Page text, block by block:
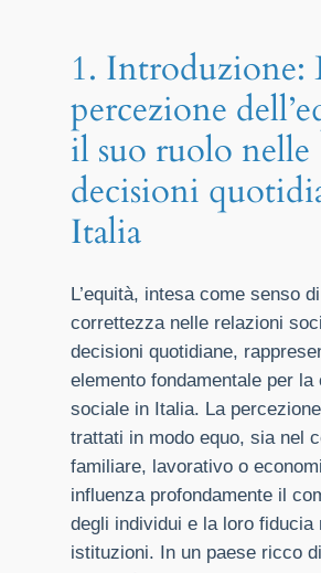
1. Introduzione:
percezione
il suo ruolo nelle
decisioni
Italia
L’equità, intesa come senso
correttezza nelle relazioni
decisioni quotidiane,
elemento fondamentale per la
sociale in Italia. La
trattati in modo equo, sia nel
familiare, lavorativo o
influenza profondamente il
degli individui e la loro fiducia
istituzioni. In un paese ricco